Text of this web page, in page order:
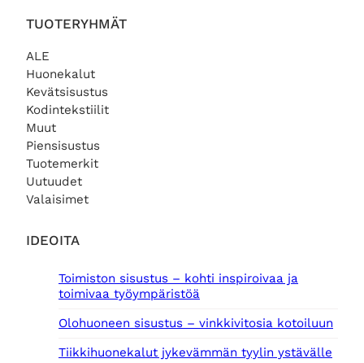
TUOTERYHMÄT
ALE
Huonekalut
Kevätsisustus
Kodintekstiilit
Muut
Piensisustus
Tuotemerkit
Uutuudet
Valaisimet
IDEOITA
Toimiston sisustus – kohti inspiroivaa ja
toimivaa työympäristöä
Olohuoneen sisustus – vinkkivitosia kotoiluun
Tiikkihuonekalut jykevämmän tyylin ystävälle